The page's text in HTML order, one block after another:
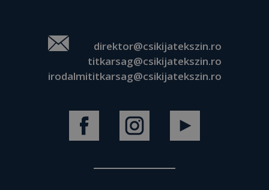
direktor@csikijatekszin.ro
titkarsag@csikijatekszin.ro
irodalmititkarsag@csikijatekszin.ro